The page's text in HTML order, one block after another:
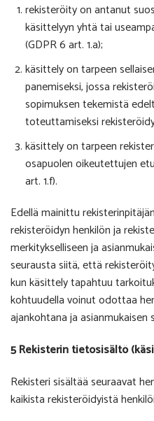
rekisteröity on antanut
käsittelyyn yhtä tai
(GDPR 6 art. 1.a);
käsittely on tarpeen
panemiseksi, jossa
sopimuksen tekemistä
toteuttamiseksi
käsittely on tarpeen
osapuolen oikeutettujen
art. 1.f).
Edellä mainittu
rekisteröidyn henkilön ja
merkitykselliseen ja
seurausta siitä, että
kun käsittely tapahtuu
kohtuudella voinut odottaa
ajankohtana ja asianmukaisen
5 Rekisterin tietosisältö
Rekisteri sisältää seuraavat
kaikista rekisteröidyistä